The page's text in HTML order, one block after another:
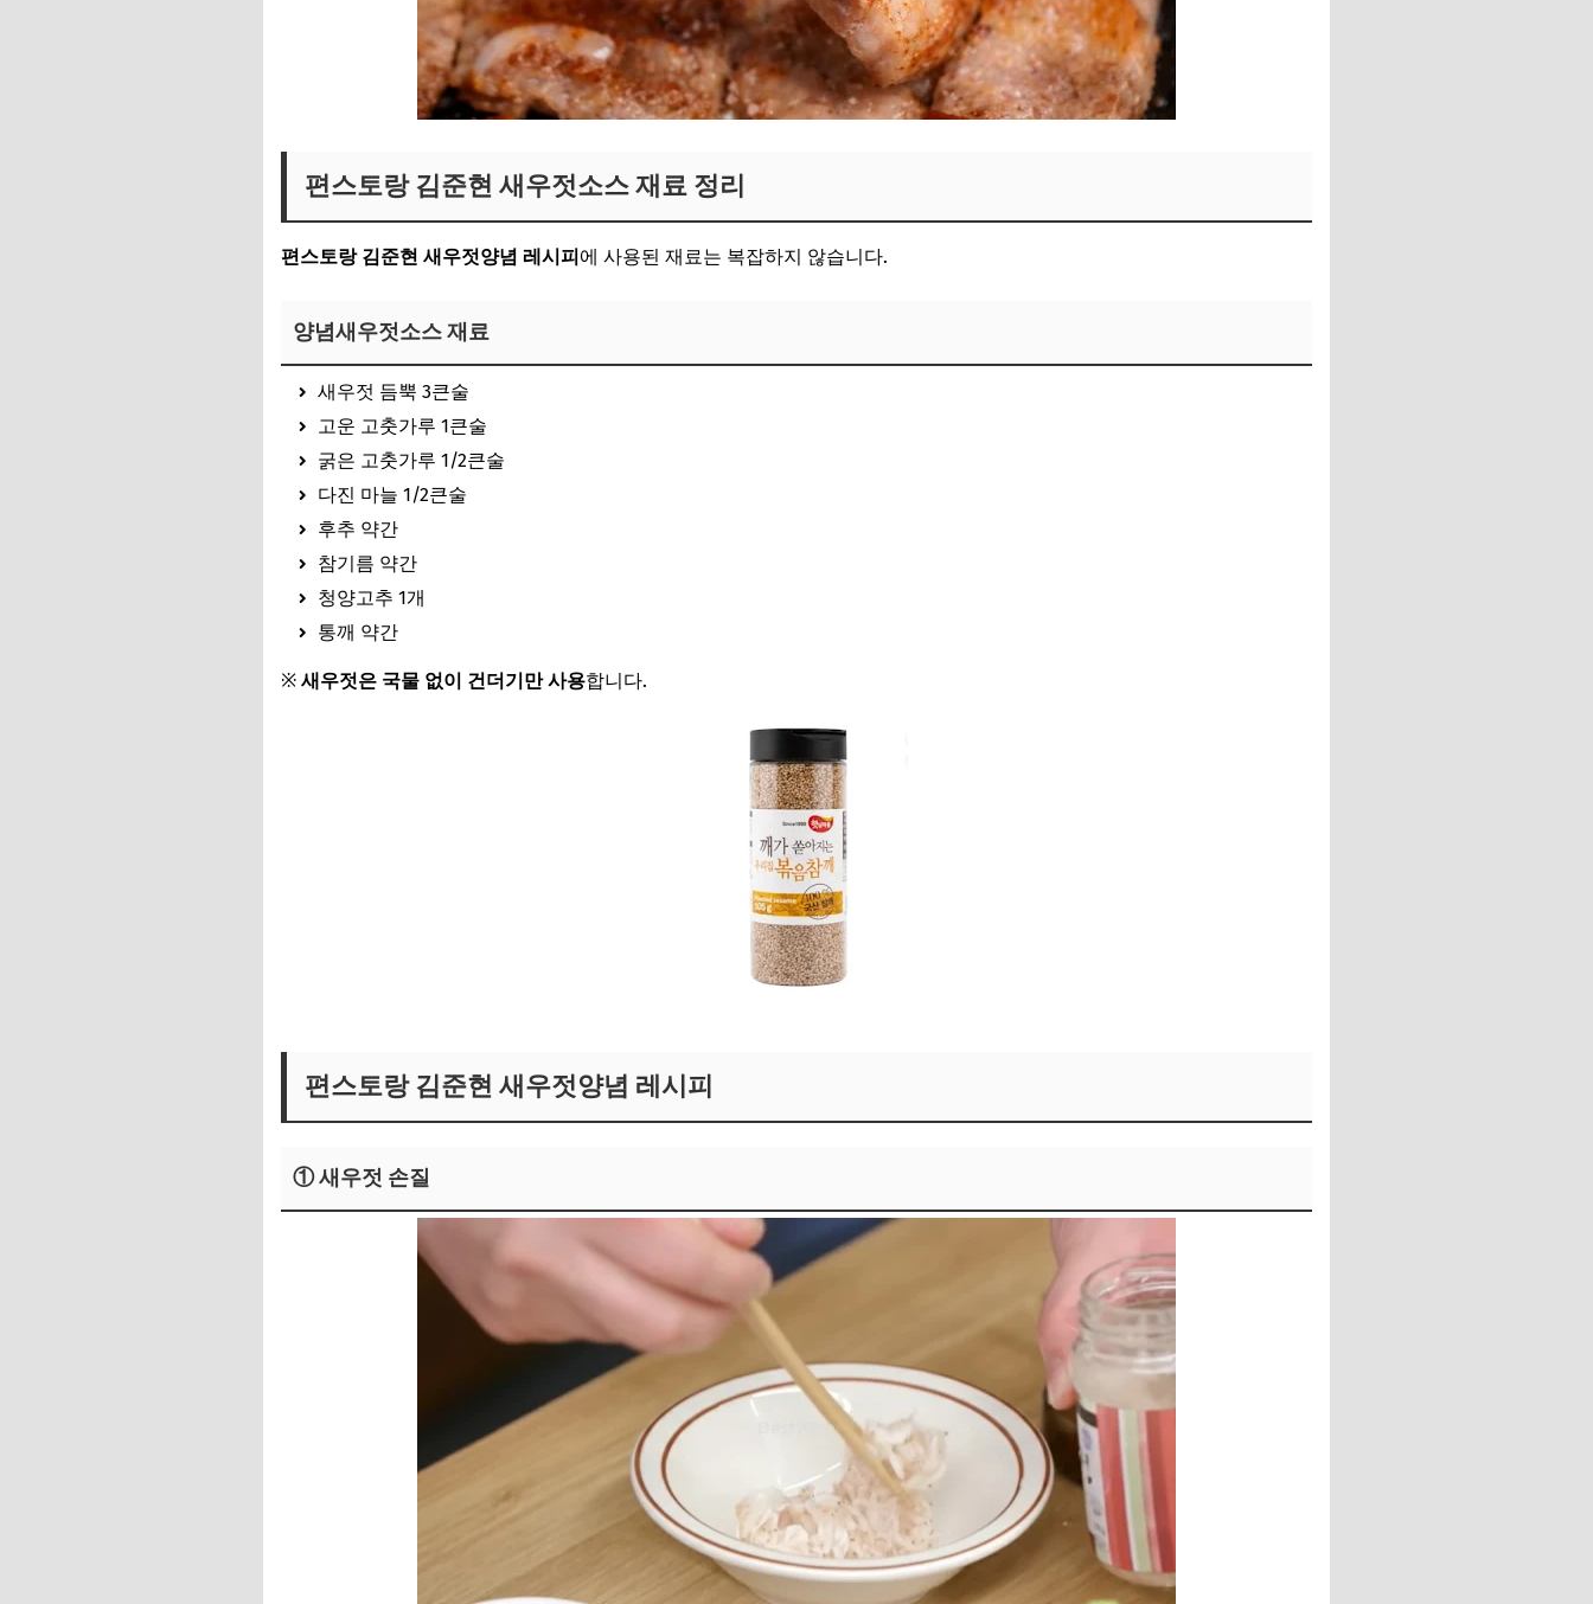
편스토랑 김준현 새우젓소스 재료 정리
편스토랑 김준현 새우젓양념 레시피에 사용된 재료는 복잡하지 않습니다.
양념새우젓소스 재료
새우젓 듬뿍 3큰술
고운 고춧가루 1큰술
굵은 고춧가루 1/2큰술
다진 마늘 1/2큰술
후추 약간
참기름 약간
청양고추 1개
통깨 약간
※ 새우젓은 국물 없이 건더기만 사용합니다.
편스토랑 김준현 새우젓양념 레시피
① 새우젓 손질